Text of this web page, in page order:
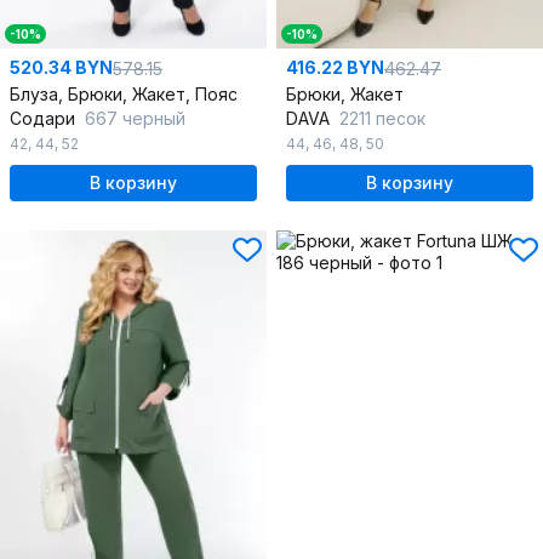
-10%
520.34 BYN578.15
Блуза, Брюки, Жакет, Пояс
Содари 667 черный
42, 44, 52
В корзину
-10%
416.22 BYN462.47
Брюки, Жакет
DAVA 2211 песок
44, 46, 48, 50
В корзину